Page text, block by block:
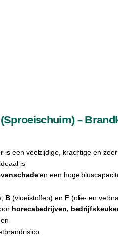
–
is een veelzijdige, krachtige en zeer
is
en een hoge
B (vloeistoffen) en F (olie- en
horecabedrijven,
en